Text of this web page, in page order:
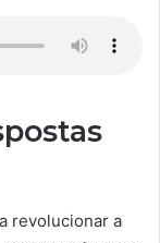
revolucionar a